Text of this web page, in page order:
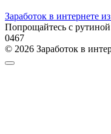
Заработок в интернете
Попрощайтесь с
0467
© 2026 Заработок в